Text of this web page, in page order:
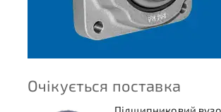
Очікується поставка